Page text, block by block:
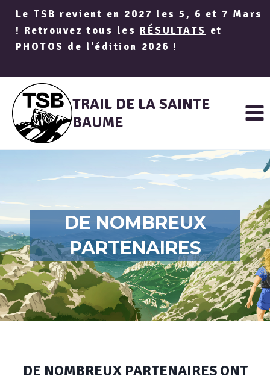
Aller
contenu
Le TSB revient en 2027 les 5, 6 et 7 Mars
! Retrouvez tous les RÉSULTATS et
PHOTOS de l'édition 2026 !
TRAIL DE LA SAINTE
BAUME
DE NOMBREUX
PARTENAIRES
DE NOMBREUX PARTENAIRES ONT